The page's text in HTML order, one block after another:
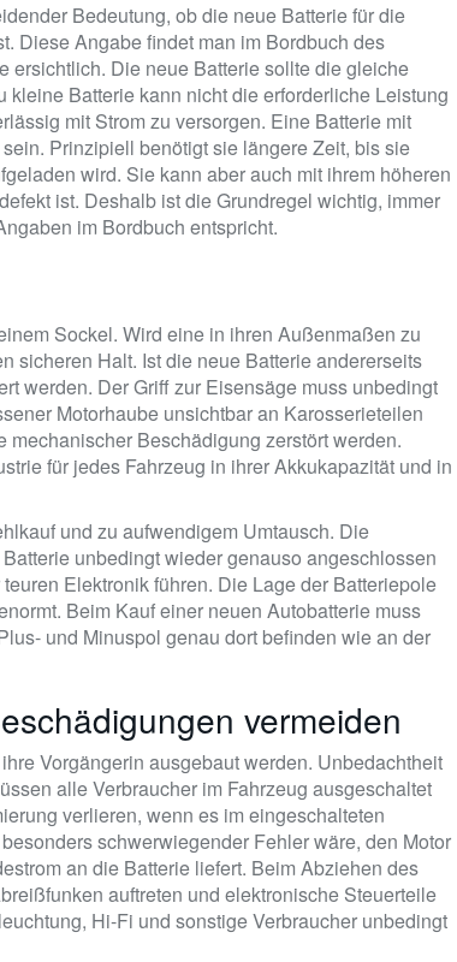
Bedeutung, ob die neue Batterie für die
Diese Angabe findet man im Bordbuch des
ersichtlich. Die neue Batterie sollte die gleiche
Batterie kann nicht die erforderliche Leistung
mit Strom zu versorgen. Eine Batterie mit
Prinzipiell benötigt sie längere Zeit, bis sie
wird. Sie kann aber auch mit ihrem höheren
ist. Deshalb ist die Grundregel wichtig, immer
im Bordbuch entspricht.
Sockel. Wird eine in ihren Außenmaßen zu
sicheren Halt. Ist die neue Batterie andererseits
werden. Der Griff zur Eisensäge muss unbedingt
Motorhaube unsichtbar an Karosserieteilen
Beschädigung zerstört werden.
für jedes Fahrzeug in ihrer Akkukapazität und in
und zu aufwendigem Umtausch. Die
unbedingt wieder genauso angeschlossen
Elektronik führen. Die Lage der Batteriepole
Beim Kauf einer neuen Autobatterie muss
und Minuspol genau dort befinden wie an der
vermeiden
Vorgängerin ausgebaut werden. Unbedachtheit
alle Verbraucher im Fahrzeug ausgeschaltet
verlieren, wenn es im eingeschalteten
schwerwiegender Fehler wäre, den Motor
an die Batterie liefert. Beim Abziehen des
auftreten und elektronische Steuerteile
Hi-Fi und sonstige Verbraucher unbedingt